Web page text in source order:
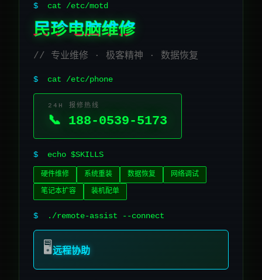
$ cat /etc/motd
民珍电脑维修
// 专业维修 · 极客精神 · 数据恢复
$ cat /etc/phone
24H 报修热线
📞 188-0539-5173
$ echo $SKILLS
硬件维修 系统重装 数据恢复 网络调试
笔记本扩容 装机配单
$ ./remote-assist --connect
🖥️远程协助